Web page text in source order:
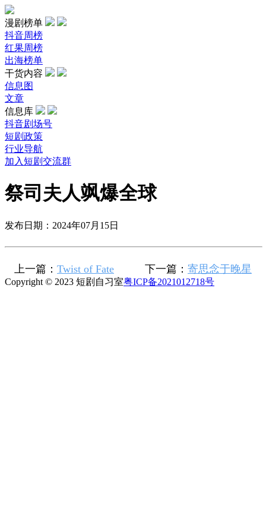
漫剧榜单
抖音周榜
红果周榜
出海榜单
干货内容
信息图
文章
信息库
抖音剧场号
短剧政策
行业导航
加入短剧交流群
祭司夫人飒爆全球
发布日期：2024年07月15日
上一篇： Twist of Fate 下一篇： 寄思念于晚星
Copyright © 2023 短剧自习室粤ICP备2021012718号